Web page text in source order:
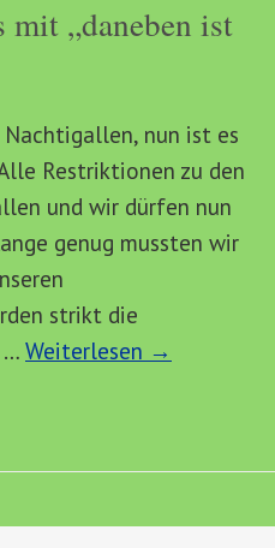
mit „daneben ist
nun ist es
Restriktionen zu den
und wir dürfen nun
genug mussten wir
strikt die
… Weiterlesen →